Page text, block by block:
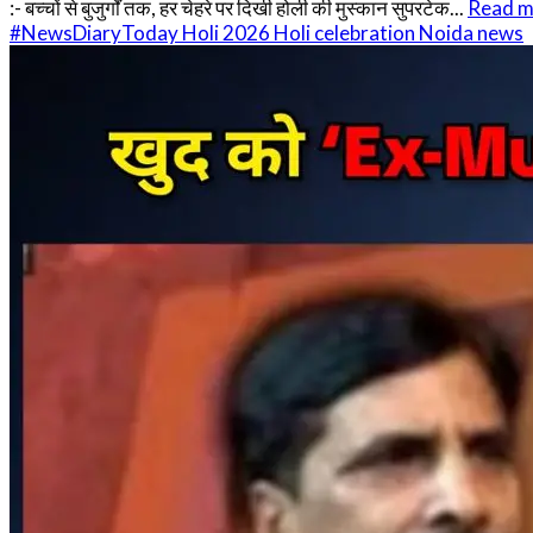
:- बच्चों से बुजुर्गों तक, हर चेहरे पर दिखी होली की मुस्कान सुपरटेक... Read
#NewsDiaryTodayHoli 2026 Holi celebration Noida news